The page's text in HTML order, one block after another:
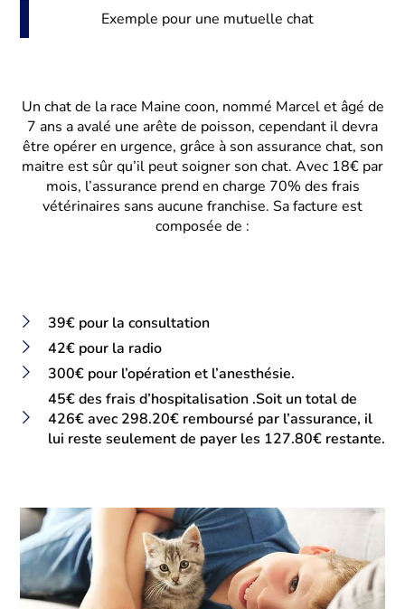
Exemple pour une mutuelle chat
Un chat de la race Maine coon, nommé Marcel et âgé de
7 ans a avalé une arête de poisson, cependant il devra
être opérer en urgence, grâce à son assurance chat, son
maitre est sûr qu’il peut soigner son chat. Avec 18€ par
mois, l’assurance prend en charge 70% des frais
vétérinaires sans aucune franchise. Sa facture est
composée de :
39€ pour la consultation
42€ pour la radio
300€ pour l’opération et l’anesthésie.
45€ des frais d’hospitalisation .Soit un total de
426€ avec 298.20€ remboursé par l’assurance, il
lui reste seulement de payer les 127.80€ restante.